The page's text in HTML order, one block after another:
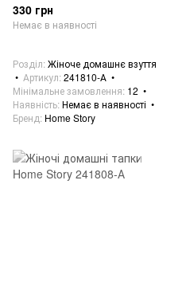
330 грн
Немає в наявності
Розділ Жіноче домашнє взуття
Артикул 241810-А
Мінімальне замовлення 12
Наявність Немає в наявності
Бренд Home Story